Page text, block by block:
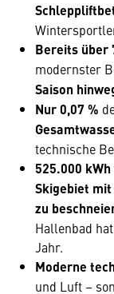
Bereits über
modernster
Saison
Nur 0,07 %
technische
525.000 kWh
Skigebiet
zu
Hallenbad
Jahr.
Moderne
und Luft –